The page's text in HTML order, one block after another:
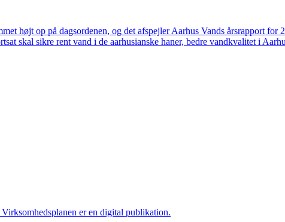
højt op på dagsordenen, og det afspejler Aarhus Vands årsrapport
skal sikre rent vand i de aarhusianske haner, bedre vandkvalitet i
er en digital publikation.